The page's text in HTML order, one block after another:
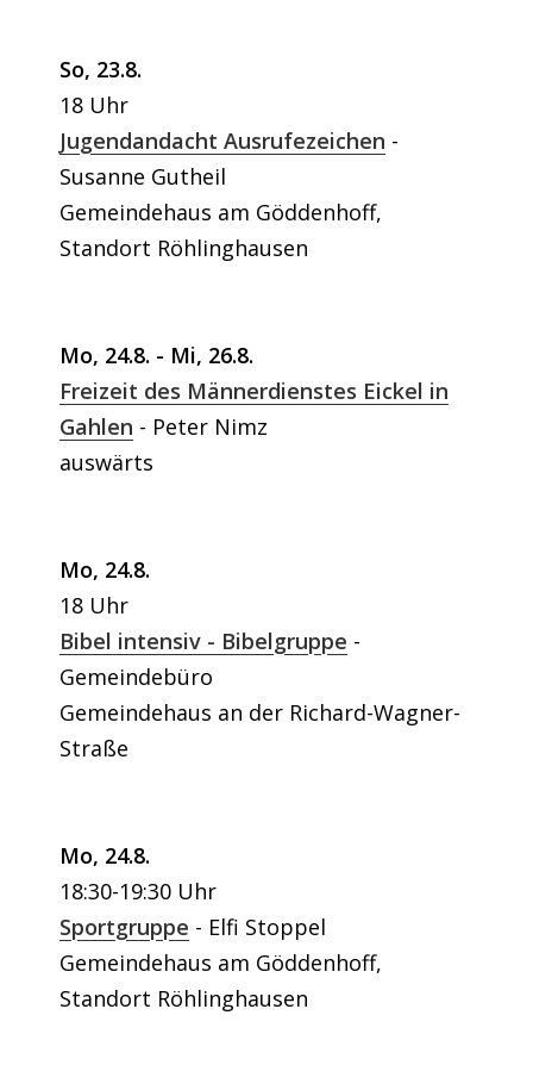
So, 23.8.
18 Uhr
Jugendandacht Ausrufezeichen
Susanne Gutheil
Gemeindehaus am Göddenhoff,
Standort Röhlinghausen
Mo, 24.8. - Mi, 26.8.
Freizeit des Männerdienstes Eickel in
Gahlen
Peter Nimz
auswärts
Mo, 24.8.
18 Uhr
Bibel intensiv - Bibelgruppe
Gemeindebüro
Gemeindehaus an der Richard-Wagner-
Straße
Mo, 24.8.
18:30-19:30 Uhr
Sportgruppe
Elfi Stoppel
Gemeindehaus am Göddenhoff,
Standort Röhlinghausen